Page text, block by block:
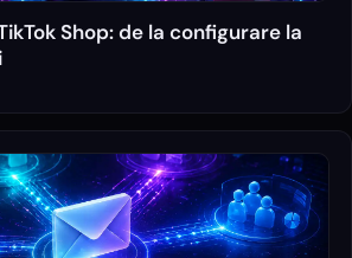
Shop: de la configurare la